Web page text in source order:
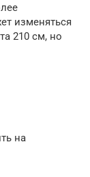
изменяться
210 см, но
на